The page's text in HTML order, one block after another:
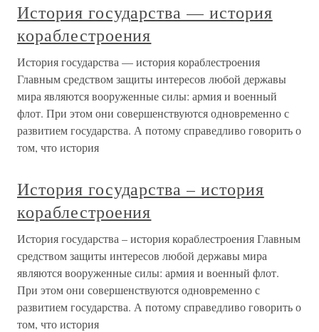
История государства — история
кораблестроения
История государства — история кораблестроения
Главным средством защиты интересов любой державы
мира являются вооруженные силы: армия и военный
флот. При этом они совершенствуются одновременно с
развитием государства. А потому справедливо говорить о
том, что история
История государства – история
кораблестроения
История государства – история кораблестроения Главным
средством защиты интересов любой державы мира
являются вооруженные силы: армия и военный флот.
При этом они совершенствуются одновременно с
развитием государства. А потому справедливо говорить о
том, что история